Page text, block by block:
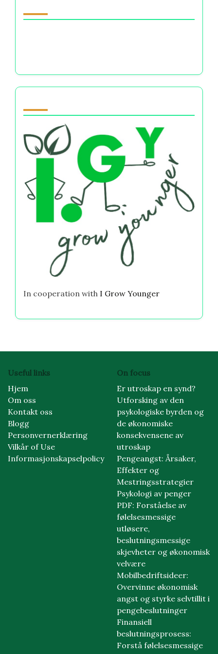
In cooperation with I Grow Younger
Useful links
Hjem
Om oss
Kontakt oss
Blogg
Personvernerklæring
Vilkår of Use
Informasjonskapselpolicy
On focus
Er utroskap en synd?
Utforsking av den
psykologiske byrden og
de økonomiske
konsekvensene av
utroskap
Pengeangst: Årsaker,
Effekter og
Mestringsstrategier
Psykologi av penger
PDF: Forståelse av
følelsesmessige
utløsere,
beslutningsmessige
skjevheter og økonomisk
velvære
Mobilbedriftsideer:
Overvinne økonomisk
angst og styrke selvtillit i
pengebeslutninger
Finansiell
beslutningsprosess:
Forstå følelsesmessige